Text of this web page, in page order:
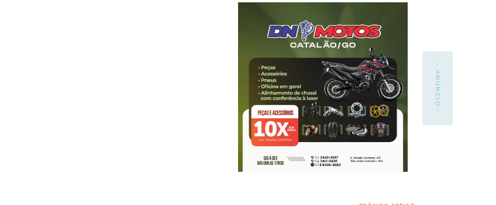
- ANÚNCIO -